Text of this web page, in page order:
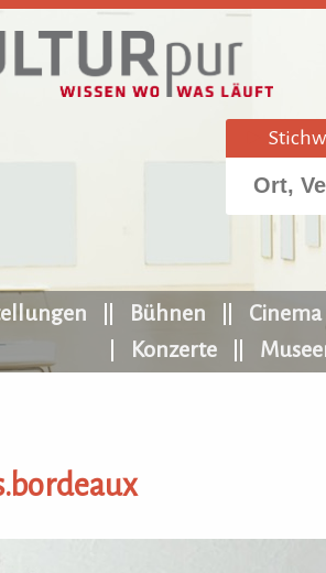
Navigation
Bühnen Cinema
Konzerte